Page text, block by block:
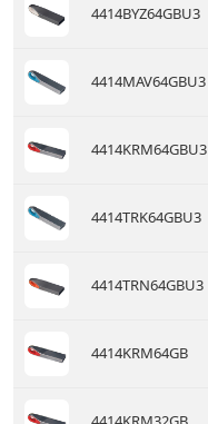
4414BYZ64GBU3
4414MAV64GBU3
4414KRM64GBU3
4414TRK64GBU3
4414TRN64GBU3
4414KRM64GB